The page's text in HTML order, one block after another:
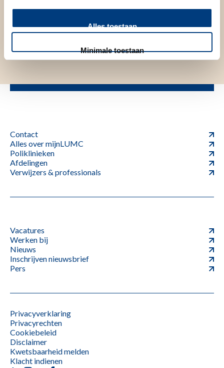
Alles toestaan
Minimale toestaan
Contact
Alles over mijnLUMC
Poliklinieken
Afdelingen
Verwijzers & professionals
Vacatures
Werken bij
Nieuws
Inschrijven nieuwsbrief
Pers
Privacyverklaring
Privacyrechten
Cookiebeleid
Disclaimer
Kwetsbaarheid melden
Klacht indienen